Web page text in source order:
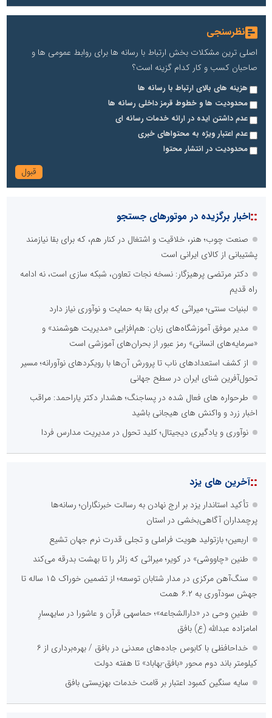
نظرسنجی
اصلی ترین مشکلات بخش ارتباط با رسانه ها برای روابط عمومی ها و
صاحبان کسب و کار کدام گزینه است؟
هزینه های بالای ارتباط با رسانه ها
محدودیت ها و خطوط قرمز داخلی رسانه ها
عدم داشتن ایده در ارائه خدمات رسانه ای
عدم اعتبار ویژه به محتواهای خبری
محدودیت در انتشار محتوا
::اخبار برگزیده در موتورهای جستجو
صنعت چوب؛ هنر، خلاقیت و اشتغال در کنار هم، که برای بقا نیازمند
پشتیبانی از کالای ایرانی است
دکتر مرتضی پرهیزگار: نسخه نجات تعاون، شبکه سازی است، نه ادامه
راه قدیم
لبنیات سنتی؛ میراثی که برای بقا به حمایت و نوآوری نیاز دارد
مدیر موفق آموزشگاه‌های زبان: هم‌افزایی «مدیریت هوشمند» و
«سرمایه‌های انسانی» رمز عبور از بحران‌های آموزشی است
از کشف استعدادهای ناب تا پرورش آن‌ها با رویکردهای نوآورانه؛ مسیر
تحول‌آفرین شنای ایران در سطح جهانی
طرحواره های فعال شده در پساجنگ؛ هشدار دکتر یاراحمد: مراقب
اخبار زرد و واکنش های هیجانی باشید
نوآوری و یادگیری دیجیتال؛ کلید تحول در مدیریت مدارس فردا
::آخرین های یزد
تأکید استاندار یزد بر ارج نهادن به رسالت خبرنگاران؛ رسانه‌ها
پرچمداران آگاهی‌بخشی در استان
اربعین؛ بازتولید هویت فراملی و تجلی قدرت نرم جهان تشیع
طنین «چاووشی» در کویر؛ میراثی که زائر را تا بهشت بدرقه می‌کند
سنگ‌آهن مرکزی در مدار شتابان توسعه؛ از تضمین خوراک ۱۵ ساله تا
جهش سودآوری به ۶.۲ همت
طنینِ وحی در «دارالشجاعه»؛ حماسهی قرآن و عاشورا در سایهسارِ
امامزاده عبدالله (ع) بافق
خداحافظی با کابوس جاده‌های معدنی در بافق / بهره‌برداری از ۶
کیلومتر باند دوم محور «بافق-بهاباد» تا هفته دولت
سایه سنگین کمبود اعتبار بر قامت خدمات بهزیستی بافق